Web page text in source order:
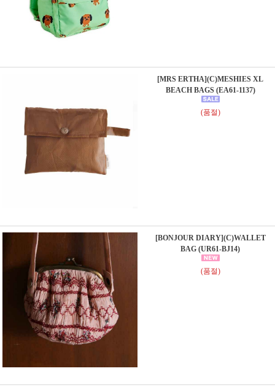
[MRS ERTHA](C)MESHIES XL
BEACH BAGS (EA61-1137)
(품절)
[BONJOUR DIARY](C)WALLET
BAG (UR61-BJ14)
(품절)